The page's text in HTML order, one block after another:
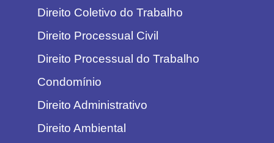
Direito Coletivo do Trabalho
Direito Processual Civil
Direito Processual do Trabalho
Condomínio
Direito Administrativo
Direito Ambiental